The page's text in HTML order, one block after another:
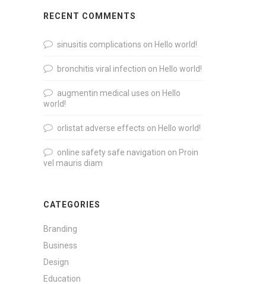
RECENT COMMENTS
sinusitis complications on Hello world!
bronchitis viral infection on Hello world!
augmentin medical uses on Hello
world!
orlistat adverse effects on Hello world!
online safety safe navigation on Proin
vel mauris diam
CATEGORIES
Branding
Business
Design
Education